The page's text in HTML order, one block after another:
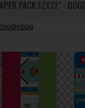
PACK 12X12" -